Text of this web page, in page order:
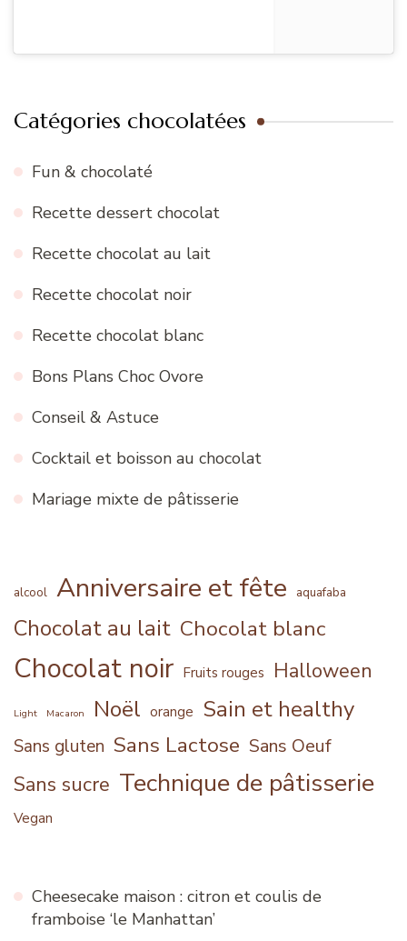
Catégories chocolatées
Fun & chocolaté
Recette dessert chocolat
Recette chocolat au lait
Recette chocolat noir
Recette chocolat blanc
Bons Plans Choc Ovore
Conseil & Astuce
Cocktail et boisson au chocolat
Mariage mixte de pâtisserie
alcool Anniversaire et fête aquafaba
Chocolat au lait Chocolat blanc
Chocolat noir Fruits rouges Halloween
Light Macaron Noël orange Sain et healthy
Sans gluten Sans Lactose Sans Oeuf
Sans sucre Technique de pâtisserie
Vegan
Cheesecake maison : citron et coulis de
framboise ‘le Manhattan’